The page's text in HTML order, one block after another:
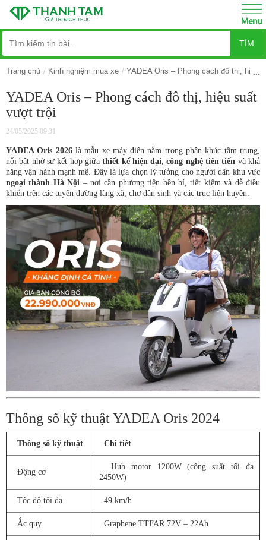
TÌM
Trang chủ Kinh nghiệm mua xe YADEA Oris – Phong cách đô thị, hiệu
YADEA Oris – Phong cách đô thị, hiệu suất
vượt trội
24/05/2025 09:31
YADEA Oris 2026là mẫu xe máy điện nằm trong phân khúc tầm trung,
nổi bật nhờ sự kết hợp giữathiết kế hiện đại,công nghệ tiên tiến và khả
năng vận hành mạnh mẽ. Đây là lựa chọn lý tưởng cho người dân khu vực
ngoại thành Hà Nội – nơi cần phương tiện bền bỉ, tiết kiệm và dễ điều
khiển trên các tuyến đường làng xã, chợ dân sinh và các trục liên huyện.
Thông số kỹ thuật YADEA Oris 2024
Thông số kỹ thuật Chi tiết
Động cơ
Hub motor 1200W (công suất tối đa
2450W)
Tốc độ tối đa 49 km/h
Ắc quy Graphene TTFAR 72V – 22Ah